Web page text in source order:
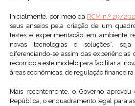
Inicialmente, por meio da RCM n.º 29/
seus anseios pela criação de um
testes e experimentação em ambiente
novas tecnologias e soluções”,
diferenciando-se assim das experiências
recorrido a este modelo para facilitar a
áreas econômicas, de regulação financeira
Mais recentemente, o Governo
República, o enquadramento legal para